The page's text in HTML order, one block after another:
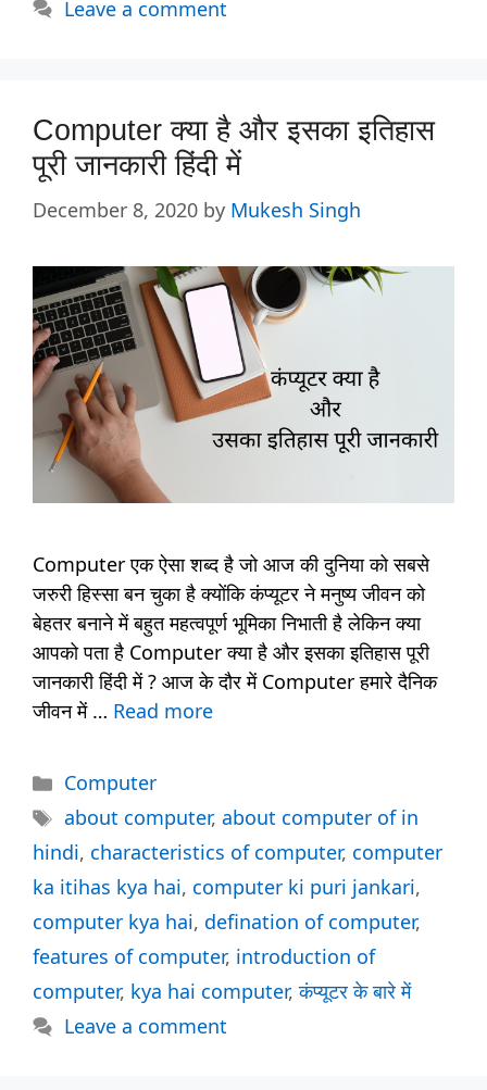
Leave a comment
Computer क्या है और इसका इतिहास
पूरी जानकारी हिंदी में
December 8, 2020 by Mukesh Singh
Computer एक ऐसा शब्द है जो आज की दुनिया को सबसे
जरुरी हिस्सा बन चुका है क्योंकि कंप्यूटर ने मनुष्य जीवन को
बेहतर बनाने में बहुत महत्वपूर्ण भूमिका निभाती है लेकिन क्या
आपको पता है Computer क्या है और इसका इतिहास पूरी
जानकारी हिंदी में ? आज के दौर में Computer हमारे दैनिक
जीवन में … Read more
Categories
Computer
Tags
about computer, about computer of in
hindi, characteristics of computer, computer
ka itihas kya hai, computer ki puri jankari,
computer kya hai, defination of computer,
features of computer, introduction of
computer, kya hai computer,कंप्यूटर के बारे में
Leave a comment